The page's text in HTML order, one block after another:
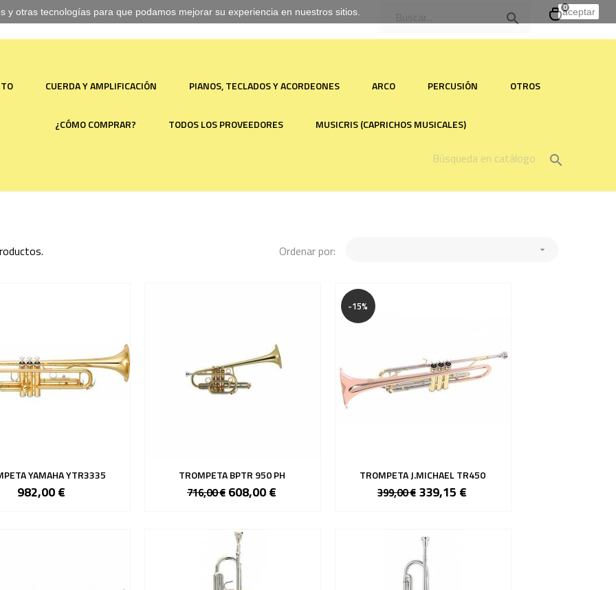

0
CUERDA Y AMPLIFICACIÓN PIANOS, TECLADOS Y ACORDEONES ARCO PERCUSIÓN OTROS
¿CÓMO COMPRAR? TODOS LOS PROVEEDORES MUSICRIS (CAPRICHOS MUSICALES)

Ordenar por: 
YAMAHA YTR3335
982,00 €
TROMPETA BPTR 950 PH
716,00 € 608,00 €
TROMPETA J.MICHAEL TR450
399,00 € 339,15 €
-15%
y otras tecnologías para que podamos mejorar su experiencia en nuestros sitios. aceptar